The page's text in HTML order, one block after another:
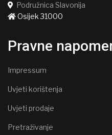
Podružnica Slavonija
Osijek 31000
Pravne
Impressum
Uvjeti korištenja
Uvjeti prodaje
Pretraživanje